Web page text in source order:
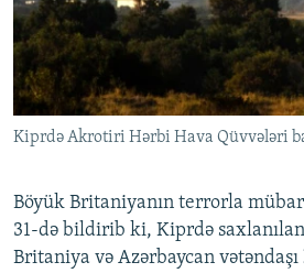
Kiprdə Akrotiri Hərbi Hava Qüvvələri
Böyük Britaniyanın terrorla
31-də bildirib ki, Kiprdə
Britaniya və Azərbaycan vətəndaşı